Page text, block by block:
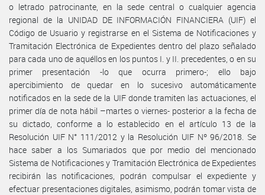
o letrado patrocinante, en la sede central o cualquier agencia
regional de la UNIDAD DE INFORMACIÓN FINANCIERA (UIF) el
Código de Usuario y registrarse en el Sistema de Notificaciones y
Tramitación Electrónica de Expedientes dentro del plazo señalado
para cada uno de aquéllos en los puntos I. y II. precedentes, o en su
primer presentación -lo que ocurra primero-; ello bajo
apercibimiento de quedar en lo sucesivo automáticamente
notificados en la sede de la UIF donde tramiten las actuaciones, el
primer día de nota hábil –martes o viernes- posterior a la fecha de
su dictado, conforme a lo establecido en el artículo 13 de la
Resolución UIF N° 111/2012 y la Resolución UIF Nº 96/2018. Se
hace saber a los Sumariados que por medio del mencionado
Sistema de Notificaciones y Tramitación Electrónica de Expedientes
recibirán las notificaciones, podrán compulsar el expediente y
efectuar presentaciones digitales, asimismo, podrán tomar vista de